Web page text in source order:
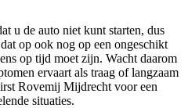
u de auto niet kunt starten, dus
op ook nog op een ongeschikt
op tijd moet zijn. Wacht daarom
ervaart als traag of langzaam
Rovemij Mijdrecht voor een
situaties.